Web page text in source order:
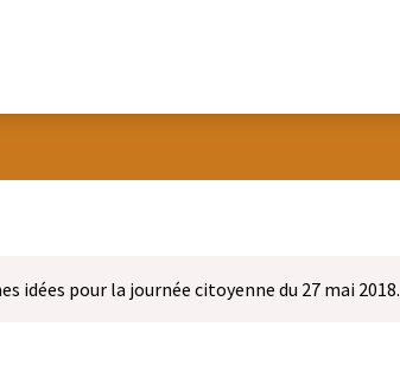
utilisateur
idées pour la journée citoyenne du 27 mai 2018.